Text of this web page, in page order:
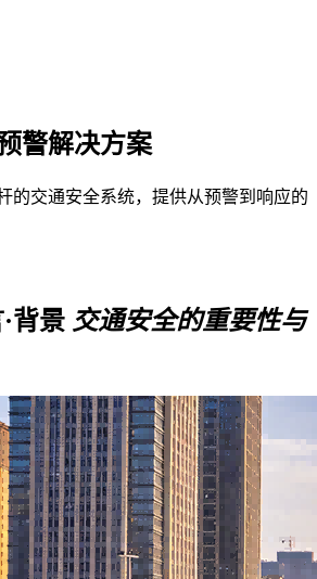
警解决方案
的交通安全系统，提供从预警到响应的
背景 交通安全的重要性与